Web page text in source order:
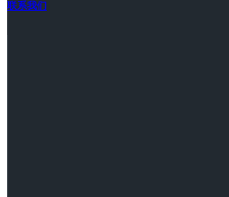
联系我们